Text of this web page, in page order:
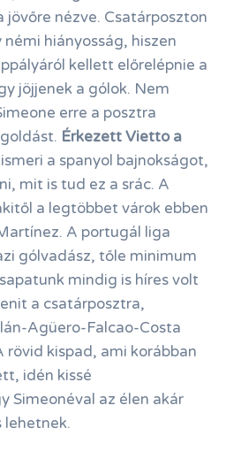
nézve. Csatárposzton
hiányosság, hiszen
kellett előrelépnie a
jöjjenek a gólok. Nem
erre a posztra
Érkezett Vietto a
a spanyol bajnokságot,
mit is tud ez a srác. A
a legtöbbet várok ebben
A portugál liga
gólvadász, tőle minimum
mindig is híres volt
a csatárposztra,
Agüero-Falcao-Costa
kispad, ami korábban
idén kissé
Simeonéval az élen akár
lehetnek.